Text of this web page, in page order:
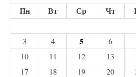
Пн
Вт Ср Чт
3
4 5 6
10
11 12 13
17
18 19 20